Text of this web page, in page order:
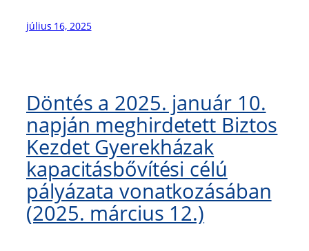
július 16, 2025
Döntés a 2025. január 10.
napján meghirdetett Biztos
Kezdet Gyerekházak
kapacitásbővítési célú
pályázata vonatkozásában
(2025. március 12.)